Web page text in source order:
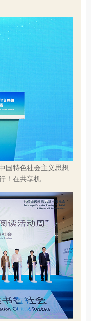
国特色社会主义思想
！在共享机